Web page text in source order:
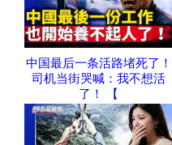
中国最后一条活路堵死了！
司机当街哭喊：我不想活
了！ 【